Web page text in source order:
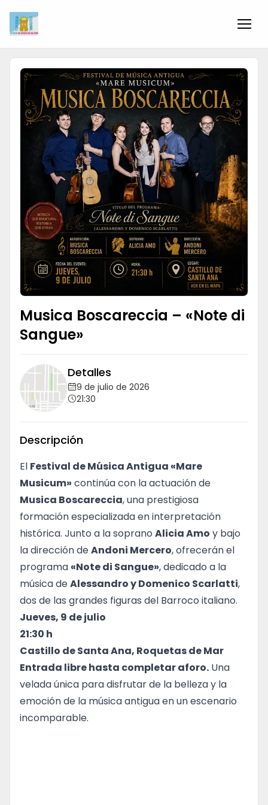
Inicio
Información
Negocios
Colaboradores
Eventos
Ofertas e ideas para disfrutar
Idioma
Musica Boscareccia – «Note di
Sangue»
Detalles
9 de julio de 2026
21:30
Descripción
El Festival de Música Antigua «Mare
Musicum» continúa con la actuación de
Musica Boscareccia, una prestigiosa
formación especializada en interpretación
histórica. Junto a la soprano Alicia Amo y bajo
la dirección deAndoni Mercero, ofrecerán el
programa «Note di Sangue», dedicado a la
música deAlessandro y Domenico Scarlatti,
dos de las grandes figuras del Barroco italiano.
Jueves, 9 de julio
21:30 h
Castillo de Santa Ana, Roquetas de Mar
Entrada libre hasta completar aforo. Una
velada única para disfrutar de la belleza y la
emoción de la música antigua en un escenario
incomparable.